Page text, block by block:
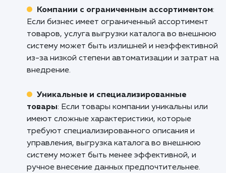
Дистрибьюторы и оптовые компании:
дистрибьюторов и оптовых компаний,
работают с поставщиками и имеют
каталог товаров, услуга выгрузки каталога
обновления и согласования данных о
упрощает взаимодействие с партнерами.
развлечений или информационных порталов
услуга выгрузки каталога во внешнюю